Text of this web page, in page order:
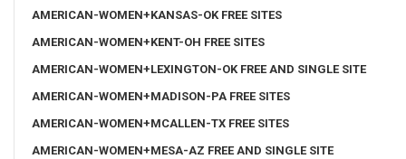
AMERICAN-WOMEN+KANSAS-OK FREE SITES
AMERICAN-WOMEN+KENT-OH FREE SITES
AMERICAN-WOMEN+LEXINGTON-OK FREE AND SINGLE SITE
AMERICAN-WOMEN+MADISON-PA FREE SITES
AMERICAN-WOMEN+MCALLEN-TX FREE SITES
AMERICAN-WOMEN+MESA-AZ FREE AND SINGLE SITE